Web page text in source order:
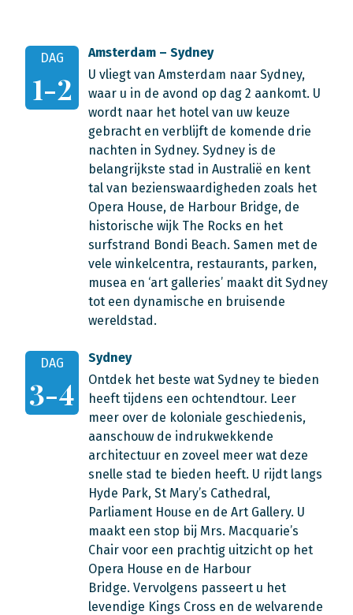
DAG
1-2
Amsterdam – Sydney
U vliegt van Amsterdam naar Sydney,
waar u in de avond op dag 2 aankomt. U
wordt naar het hotel van uw keuze
gebracht en verblijft de komende drie
nachten in Sydney. Sydney is de
belangrijkste stad in Australië en kent
tal van bezienswaardigheden zoals het
Opera House, de Harbour Bridge, de
historische wijk The Rocks en het
surfstrand Bondi Beach. Samen met de
vele winkelcentra, restaurants, parken,
musea en ‘art galleries’ maakt dit Sydney
tot een dynamische en bruisende
wereldstad.
DAG
3-4
Sydney
Ontdek het beste wat Sydney te bieden
heeft tijdens een ochtendtour. Leer
meer over de koloniale geschiedenis,
aanschouw de indrukwekkende
architectuur en zoveel meer wat deze
snelle stad te bieden heeft. U rijdt langs
Hyde Park, St Mary’s Cathedral,
Parliament House en de Art Gallery. U
maakt een stop bij Mrs. Macquarie’s
Chair voor een prachtig uitzicht op het
Opera House en de Harbour
Bridge. Vervolgens passeert u het
levendige Kings Cross en de welvarende